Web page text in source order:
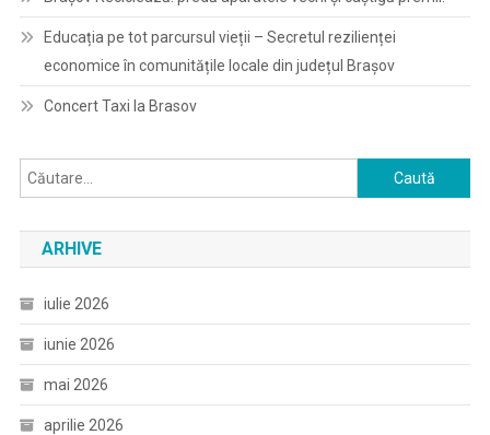
Educația pe tot parcursul vieții – Secretul rezilienței
economice în comunitățile locale din județul Brașov
Concert Taxi la Brasov
Caută
după:
ARHIVE
iulie 2026
iunie 2026
mai 2026
aprilie 2026